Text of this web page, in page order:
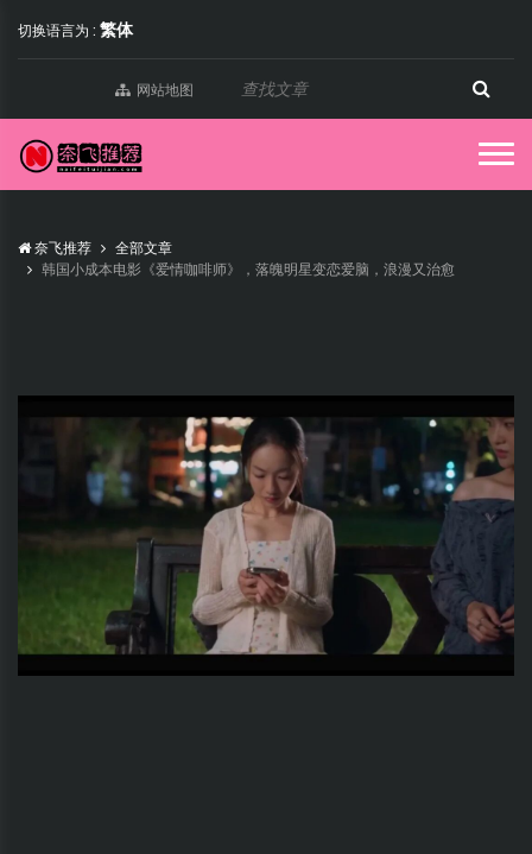
切换语言为 : 繁体
网站地图
奈飞推荐
全部文章
韩国小成本电影《爱情咖啡师》，落魄明星变恋爱脑，浪漫又治愈